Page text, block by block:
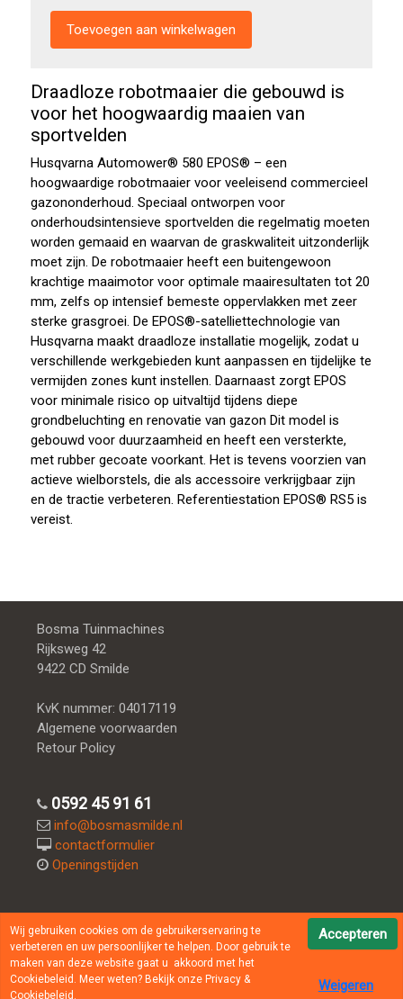
Draadloze robotmaaier die gebouwd is
voor het hoogwaardig maaien van
sportvelden
Husqvarna Automower® 580 EPOS® – een
hoogwaardige robotmaaier voor veeleisend commercieel
gazononderhoud. Speciaal ontworpen voor
onderhoudsintensieve sportvelden die regelmatig moeten
worden gemaaid en waarvan de graskwaliteit uitzonderlijk
moet zijn. De robotmaaier heeft een buitengewoon
krachtige maaimotor voor optimale maairesultaten tot 20
mm, zelfs op intensief bemeste oppervlakken met zeer
sterke grasgroei. De EPOS®-satelliettechnologie van
Husqvarna maakt draadloze installatie mogelijk, zodat u
verschillende werkgebieden kunt aanpassen en tijdelijke te
vermijden zones kunt instellen. Daarnaast zorgt EPOS
voor minimale risico op uitvaltijd tijdens diepe
grondbeluchting en renovatie van gazon Dit model is
gebouwd voor duurzaamheid en heeft een versterkte,
met rubber gecoate voorkant. Het is tevens voorzien van
actieve wielborstels, die als accessoire verkrijgbaar zijn
en de tractie verbeteren. Referentiestation EPOS® RS5 is
vereist.
Bosma Tuinmachines
Rijksweg 42
9422 CD Smilde
KvK nummer: 04017119
Algemene voorwaarden
Retour Policy
0592 45 91 61
info@bosmasmilde.nl
contactformulier
Openingstijden
Socialmedia:
Wij gebruiken cookies om de gebruikerservaring te
verbeteren en uw persoonlijker te helpen. Door gebruik te
maken van deze website gaat u akkoord met het
Cookiebeleid. Meer weten? Bekijk onze Privacy &
Cookiebeleid .
Accepteren
Weigeren